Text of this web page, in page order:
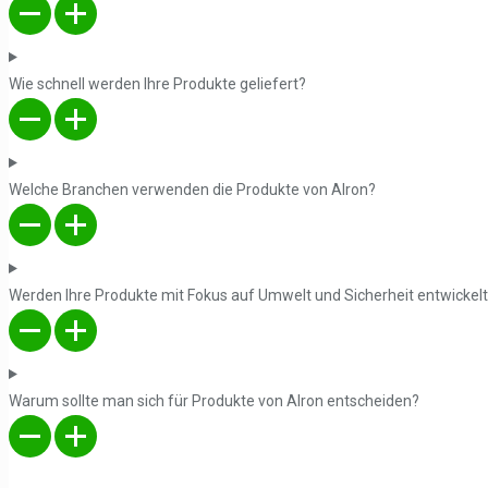
Wie schnell werden Ihre Produkte geliefert?
Welche Branchen verwenden die Produkte von Alron?
Werden Ihre Produkte mit Fokus auf Umwelt und Sicherheit
Warum sollte man sich für Produkte von Alron entscheiden?